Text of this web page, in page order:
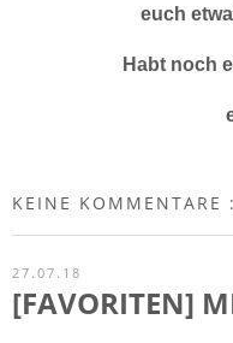
euch
Habt noch
KEINE KOMMENTARE :
27.07.18
[FAVORITEN]